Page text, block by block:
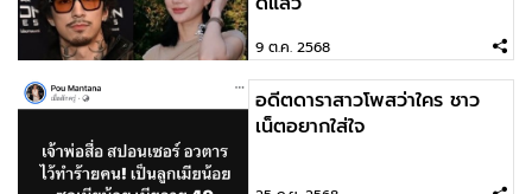
9 ต.ค. 2568
อดีตดาราสาวโพสว่าใคร ชาว
เน็ตอยากใส่ใจ